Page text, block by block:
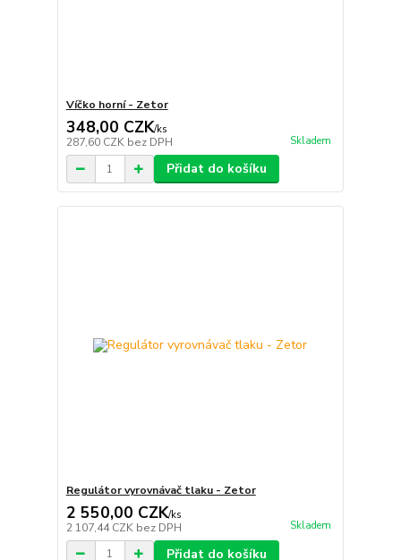
Víčko horní - Zetor
348,00 CZK/ks
287,60 CZK bez DPH Skladem
Přidat do košíku
Regulátor vyrovnávač tlaku - Zetor
2 550,00 CZK/ks
2 107,44 CZK bez DPH Skladem
Přidat do košíku